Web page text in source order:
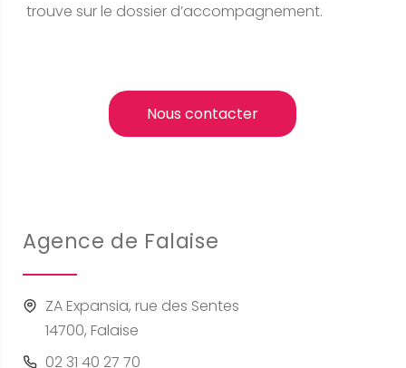
trouve sur le dossier d’accompagnement.
Nous contacter
Agence de Falaise
ZA Expansia, rue des Sentes
14700, Falaise
02 31 40 27 70